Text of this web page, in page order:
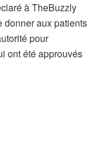
à TheBuzzly
donner aux patients
pour
ont été approuvés